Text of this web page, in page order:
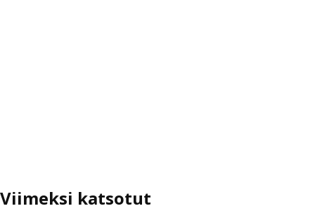
Viimeksi katsotut